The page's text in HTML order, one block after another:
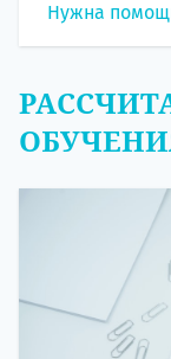
Нужна